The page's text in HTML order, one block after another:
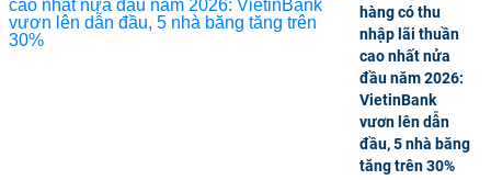
hàng có thu
nhập lãi thuần
cao nhất nửa
đầu năm 2026:
VietinBank
vươn lên dẫn
đầu, 5 nhà băng
tăng trên 30%